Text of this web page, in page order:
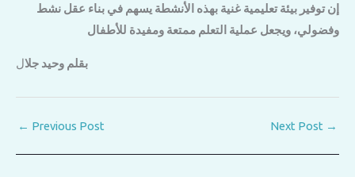
إن توفير بيئة تعليمية غنية بهذه الأنشطة يسهم في بناء عقل نشط
وفضولي، ويجعل عملية التعلم ممتعة ومفيدة للأطفال
بقلم وحيد جلال
← Previous Post Next Post →